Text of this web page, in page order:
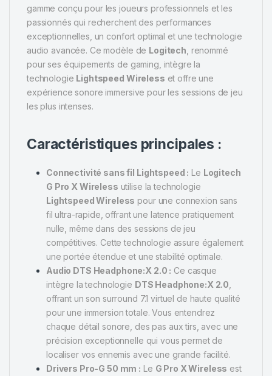
gamme conçu pour les joueurs professionnels et les
passionnés qui recherchent des performances
exceptionnelles, un confort optimal et une technologie
audio avancée. Ce modèle de Logitech , renommé
pour ses équipements de gaming, intègre la
technologie Lightspeed Wireless et offre une
expérience sonore immersive pour les sessions de jeu
les plus intenses.
Caractéristiques principales :
Connectivité sans fil Lightspeed : Le Logitech
G Pro X Wireless utilise la technologie
Lightspeed Wireless pour une connexion sans
fil ultra-rapide, offrant une latence pratiquement
nulle, même dans des sessions de jeu
compétitives. Cette technologie assure également
une portée étendue et une stabilité optimale.
Audio DTS Headphone:X 2.0 : Ce casque
intègre la technologie DTS Headphone:X 2.0
offrant un son surround 7.1 virtuel de haute qualité
pour une immersion totale. Vous entendrez
chaque détail sonore, des pas aux tirs, avec une
précision exceptionnelle qui vous permet de
localiser vos ennemis avec une grande facilité.
Drivers Pro-G 50 mm : Le G Pro X Wireless est